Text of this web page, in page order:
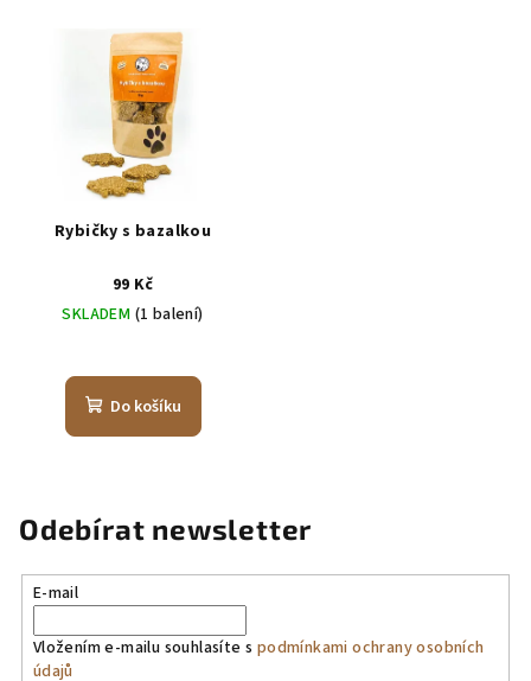
Rybičky s bazalkou
99 Kč
SKLADEM (1 balení)
Do košíku
Odebírat newsletter
E-mail
Vložením e-mailu souhlasíte s podmínkami ochrany osobních
údajů